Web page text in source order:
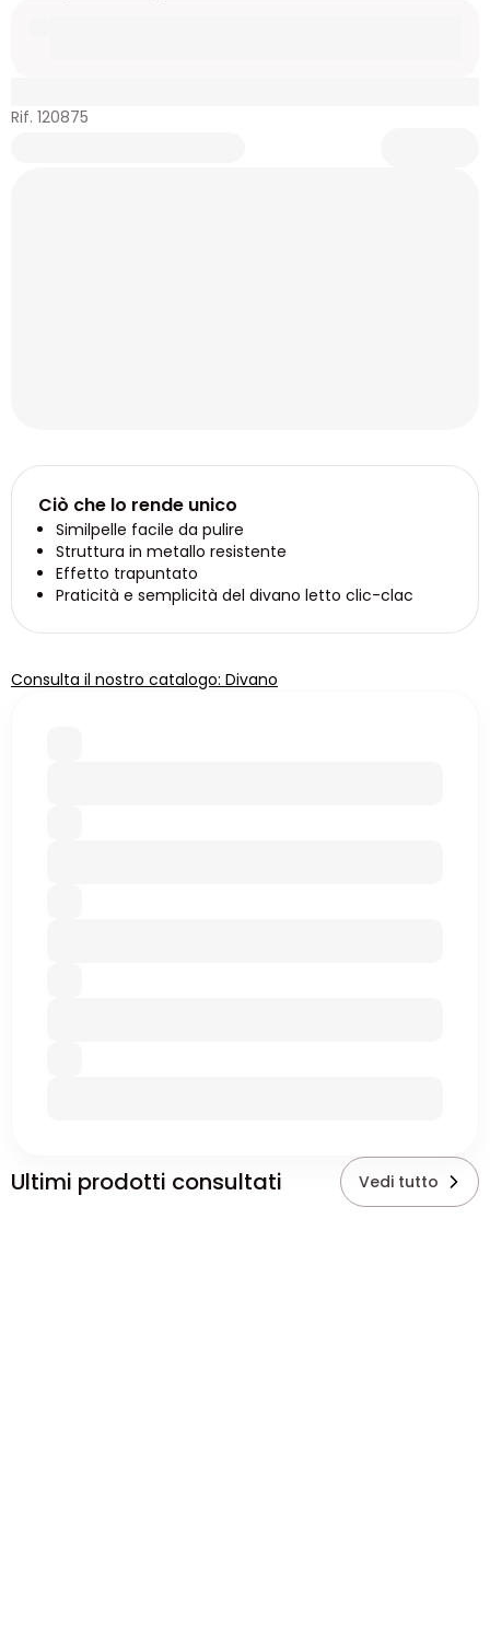
Rif. 120875
Ciò che lo rende unico
Similpelle facile da pulire
Struttura in metallo resistente
Effetto trapuntato
Praticità e semplicità del divano letto clic-clac
Consulta il nostro catalogo: Divano
Ultimi prodotti consultati Vedi tutto